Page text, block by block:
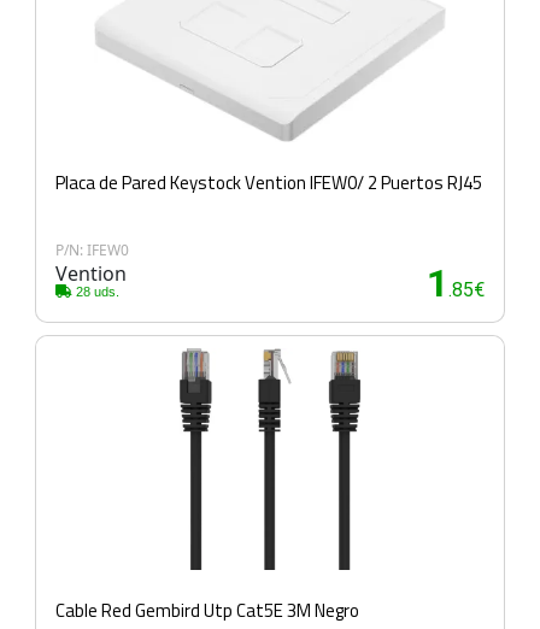
Placa de Pared Keystock Vention IFEW0/ 2 Puertos RJ45
P/N: IFEW0
Vention
28 uds. 1 .85€
Cable Red Gembird Utp Cat5E 3M Negro